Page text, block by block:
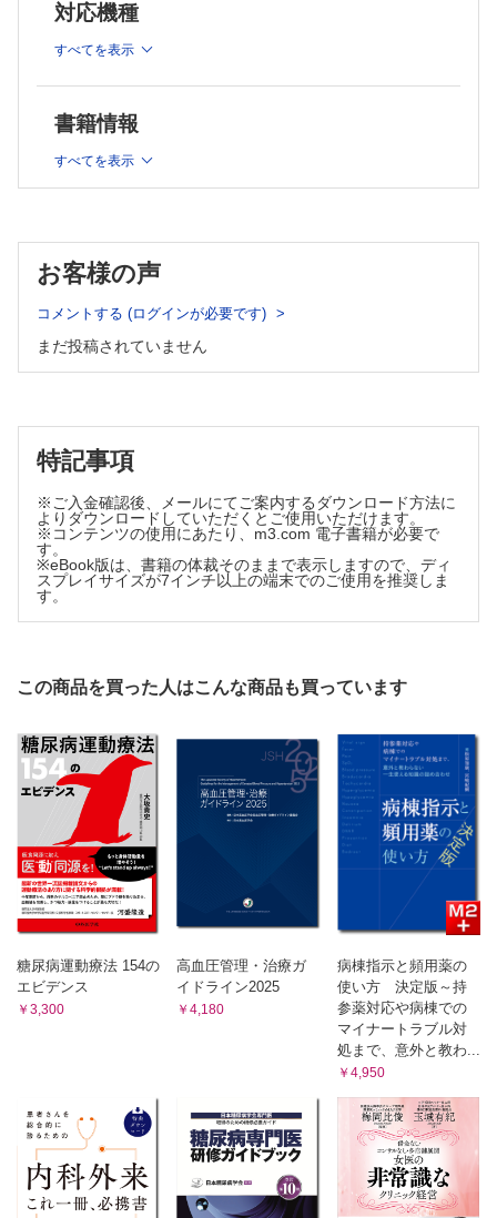
係・雰囲気
3位 経営
あとがき
解説
【COLUMN】 「第一印象」がもたらす相乗効果〈尾崎友
4 院長と勤務医では考え方は異なる！ なぜ？〈多田遼祐〉
ここが違う！ 院長と勤務医の仕事内容
「雇われ院長」ってなに？
クリニックの院長の3つの大きな役割
勤務医から開業医になって増える代表的な業務
開業医のメリットとデメリット
5 院長が期待していること，やってほしくないこと院長の
悪い癖一覧〈多田遼祐〉
院長がいつも考えていること
院長を怒らせない！ スタッフにやってほしくないこと
【COLUMN】仕事を早く覚える方法と大切なポイント〈尾
崎友哉〉
【COLUMN】報告・連絡・相談の大事なポイント〈尾崎友
哉〉
【COLUMN】任せる勇気〈尾崎友哉〉
6 院長に直して欲しい癖がある時の対処法〈安江正樹〉
院長からYesを引き出すテクニックとは？
「Yes」を引き出すための質問を一緒に考えてみましょう
「Yes」を引き出すための質問を一緒に考えてみましょう
7 コレが院長を怒らせる！ やってはいけない行動，対応
〈西條弘展〉
院長が怒りやすいのはこんな時
良いと思ってしたことでなぜ怒られるの？
院長が内心怒っていること
ずばり！ こんな行動が怒らせる
院長を怒らせた後はこうしよう！
【COLUMN】もう振り回されない！ 事実と解釈の考え方
〈尾崎友哉〉
8 意外と苦労している院長の心労ベスト５〈多田遼祐〉
1位 薬剤師・看護師・歯科衛生士・医療事務スタッフとの
4位 スタッフの採用
5位 外部業者とのやり取り
あとがき
解説
対応機種
すべてを表示
書籍情報
すべてを表示
お客様の声
コメントする (ログインが必要です)
まだ投稿されていません
特記事項
※ご入金確認後、メールにてご案内するダウンロード方法に
よりダウンロードしていただくとご使用いただけます。
※コンテンツの使用にあたり、m3.com 電子書籍が必要で
す。
※eBook版は、書籍の体裁そのままで表示しますので、ディ
スプレイサイズが7インチ以上の端末でのご使用を推奨しま
す。
この商品を買った人はこんな商品も買っています
糖尿病運動療法 154の
エビデンス
￥3,300
高血圧管理・治療ガ
イドライン2025
￥4,180
病棟指示と頻用薬の
使い方 決定版～持
参薬対応や病棟での
マイナートラブル対
処まで、意外と教わ...
￥4,950